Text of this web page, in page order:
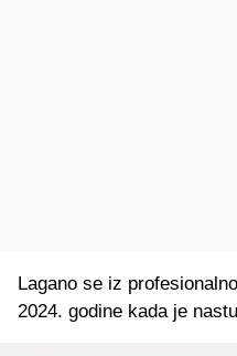
Lagano se iz
2024. godine kada je